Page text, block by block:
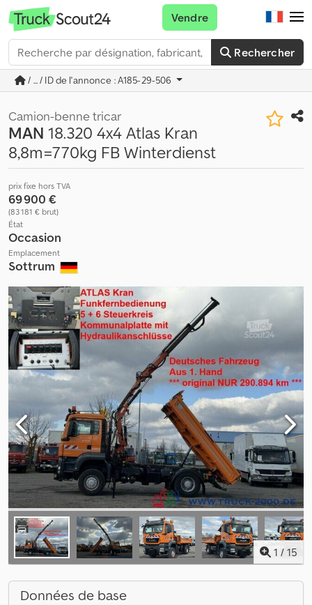
Rechercher
Vendre
/ ... / ID de l'annonce : A185-29-506
Camion-benne tricar
MAN 18.320 4x4 Atlas Kran
8,8m=770kg FB Winterdienst
prix fixe hors TVA
69 900 €
(83 181 € brut)
État
Occasion
Emplacement
Sottrum
1 / 15
Données de base